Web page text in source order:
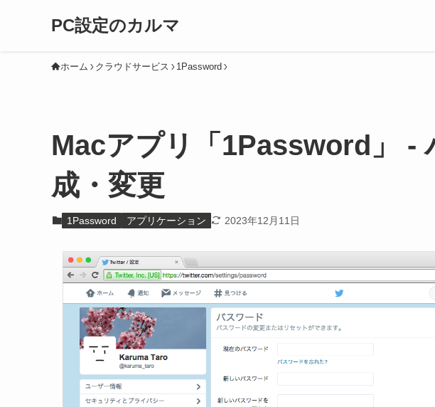
PC設定のカルマ
ホーム クラウドサービス 1Password
Macアプリ「1Password」 -
成・変更
1Password アプリケーション 2023年12月11日